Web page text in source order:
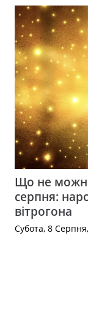
Що не можна
серпня:
вітрогона
Субота, 8